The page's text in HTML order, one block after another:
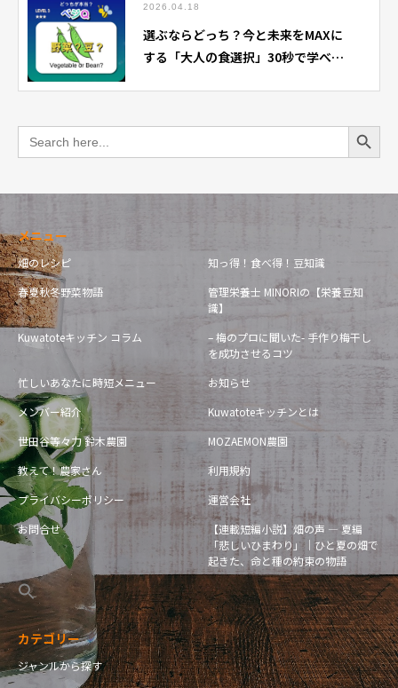
2026.04.18
選ぶならどっち？今と未来をMAXに
する「大人の食選択」30秒で学べる
Search
for:
Search Button
メニュー
畑のレシピ
知っ得！食べ得！豆知識
春夏秋冬野菜物語
管理栄養士 MINORIの【栄養豆知
識】
Kuwatoteキッチン コラム
– 梅のプロに聞いた- 手作り梅干し
を成功させるコツ
忙しいあなたに時短メニュー
お知らせ
メンバー紹介
Kuwatoteキッチンとは
世田谷等々力 鈴木農園
MOZAEMON農園
教えて！農家さん
利用規約
プライバシーポリシー
運営会社
お問合せ
【連載短編小説】畑の声 — 夏編
「悲しいひまわり」｜ひと夏の畑で
起きた、命と種の約束の物語
カテゴリー
ジャンルから探す